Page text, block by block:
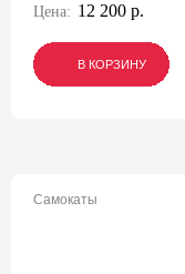
Цена: 12 200 р.
В КОРЗИНУ
В КОРЗИНУ
В КОРЗИНУ
Самокаты